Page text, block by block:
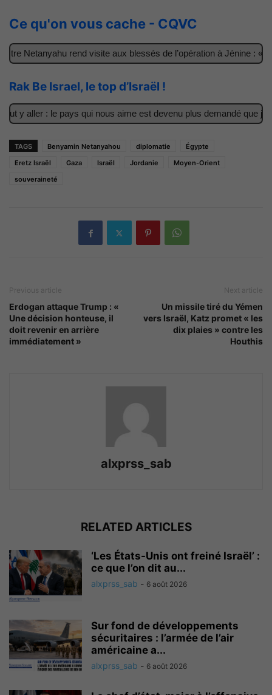
Ce qu'on vous cache - CQVC
Netanyahu rend visite aux blessés de l’opération à Jénine : «
Rak Be Israel, le top d’Israël !
y aller : le pays qui nous aime est devenu plus demandé que
TAGS Benyamin Netanyahou diplomatie
Égypte
Eretz Israël
Gaza Israël Jordanie
Moyen-Orient
souveraineté
Previous article
Erdogan attaque Trump : «
Une décision honteuse, il
doit revenir en arrière
immédiatement »
Next article
Un missile tiré du Yémen
vers Israël, Katz promet « les
dix plaies » contre les
Houthis
alxprss_sab
RELATED ARTICLES
‘Les États-Unis ont freiné Israël’ :
ce que l’on dit au...
alxprss_sab - 6 août 2026
Sur fond de développements
sécuritaires : l’armée de l’air
américaine a...
alxprss_sab - 6 août 2026